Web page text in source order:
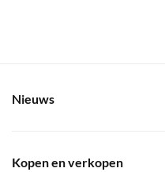
Nieuws
Kopen en verkopen